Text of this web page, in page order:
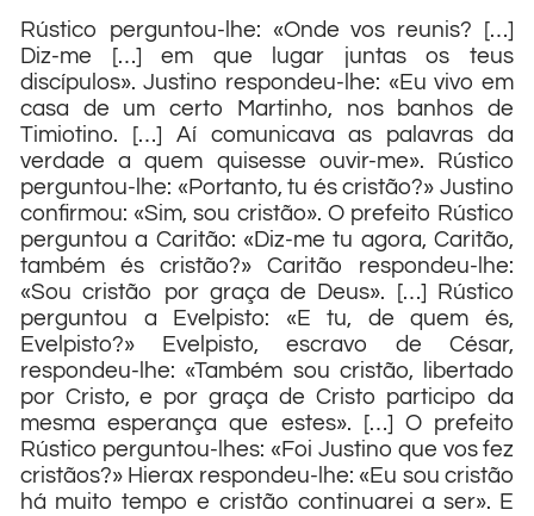
Rústico perguntou-lhe: «Onde vos reunis? […]
Diz-me […] em que lugar juntas os teus
discípulos». Justino respondeu-lhe: «Eu vivo em
casa de um certo Martinho, nos banhos de
Timiotino. […] Aí comunicava as palavras da
verdade a quem quisesse ouvir-me».
Rústico
perguntou-lhe: «Portanto, tu és cristão?» Justino
confirmou: «Sim, sou cristão». O prefeito Rústico
perguntou a Caritão: «Diz-me tu agora, Caritão,
também és cristão?» Caritão respondeu-lhe:
«Sou cristão por graça de Deus». […] Rústico
perguntou a Evelpisto: «E tu, de quem és,
Evelpisto?» Evelpisto, escravo de César,
respondeu-lhe: «Também sou cristão, libertado
por Cristo, e por graça de Cristo participo da
mesma esperança que estes». […] O prefeito
Rústico perguntou-lhes: «Foi Justino que vos fez
cristãos?» Hierax respondeu-lhe: «Eu sou cristão
há muito tempo e cristão continuarei a ser». E